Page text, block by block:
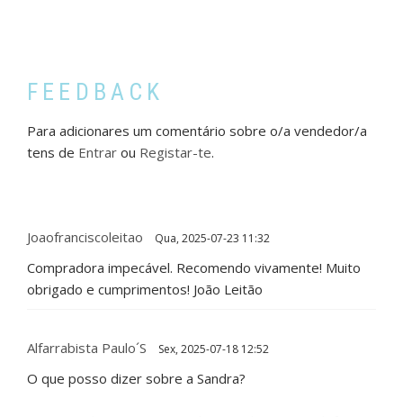
FEEDBACK
Para adicionares um comentário sobre o/a vendedor/a
tens de Entrar ou Registar-te.
Joaofranciscoleitao Qua, 2025-07-23 11:32
Compradora impecável. Recomendo vivamente! Muito
obrigado e cumprimentos! João Leitão
Alfarrabista Paulo´s Sex, 2025-07-18 12:52
O que posso dizer sobre a Sandra?